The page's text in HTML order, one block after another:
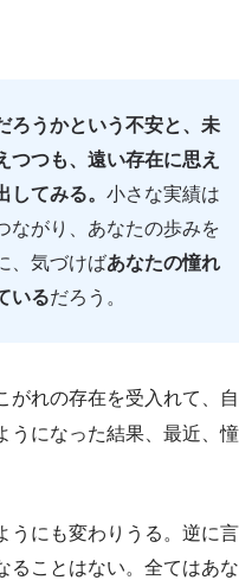
ろうかという不安と、未
つつも、遠い存在に思え
てみる。 小さな実績は
ながり、あなたの歩みを
、気づけばあなたの憧れ
いるだろう。
がれの存在を受入れて、自
うになった結果、最近、憧
うにも変わりうる。逆に言
ることはない。全てはあな